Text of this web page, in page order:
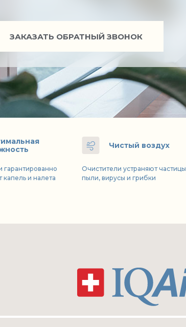
ЗАКАЗАТЬ ОБРАТНЫЙ ЗВОНОК
гарантированно
капель и налета
Чистый воздух
Очистители устраняют частицы
пыли, вирусы и грибки